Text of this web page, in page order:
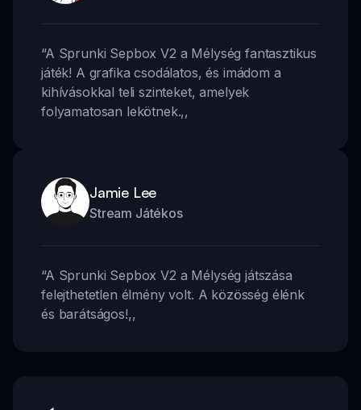
“A Sprunki Sepbox V2 a Mélység fantasztikus
játék! A grafika csodálatos, és imádom a
kihívásokkal teli szinteket, amelyek
folyamatosan lekötnek.,,
Jamie Lee
Stream Játékos
“A Sprunki Sepbox V2 a Mélység játszása
felejthetetlen élmény volt. A közösség élénk
és barátságos!,,